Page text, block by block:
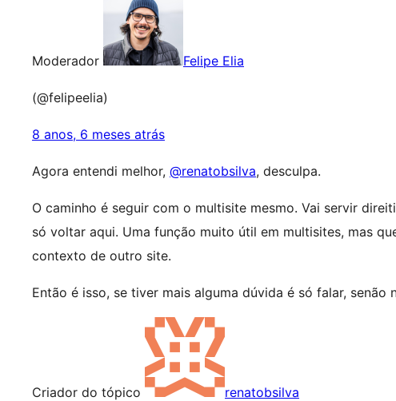
Moderador Felipe Elia
(@felipeelia)
8 anos, 6 meses atrás
Agora entendi melhor, @renatobsilva, desculpa.
O caminho é seguir com o multisite mesmo. Vai servir
só voltar aqui. Uma função muito útil em multisites, mas
contexto de outro site.
Então é isso, se tiver mais alguma dúvida é só falar,
Criador do tópico renatobsilva